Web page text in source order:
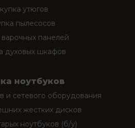
утюгов
пылесосов
панелей
духовых шкафов
ноутбуков
и сетевого оборудования
жестких дисков
ноутбуков (б/у)